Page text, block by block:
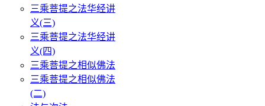
三乘菩提之法华经讲
义(三)
三乘菩提之法华经讲
义(四)
三乘菩提之相似佛法
三乘菩提之相似佛法
(二)